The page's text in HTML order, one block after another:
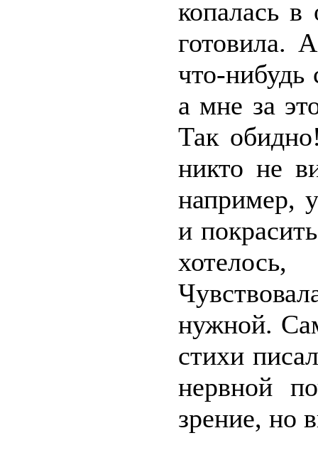
копалась в
готовила.
что-нибудь
а мне за
Так
никто не
например,
и
нужной.
стихи
нервной
зрение, но